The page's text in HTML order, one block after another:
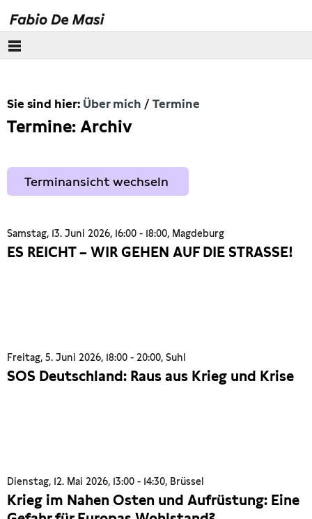
Meine Geschichte
Termine
Europäisches Parlament
Themen
Sie sind hier: Über mich Termine
Termine: Archiv
Terminansicht wechseln
Samstag, 13. Juni 2026, 16:00 - 18:00, Magdeburg
ES REICHT – WIR GEHEN AUF DIE STRASSE!
Freitag, 5. Juni 2026, 18:00 - 20:00, Suhl
SOS Deutschland: Raus aus Krieg und Krise
Dienstag, 12. Mai 2026, 13:00 - 14:30, Brüssel
Krieg im Nahen Osten und Aufrüstung: Eine